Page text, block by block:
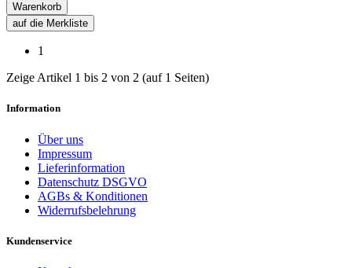
Warenkorb
auf die Merkliste
1
Zeige Artikel 1 bis 2 von 2 (auf 1 Seiten)
Information
Über uns
Impressum
Lieferinformation
Datenschutz DSGVO
AGBs & Konditionen
Widerrufsbelehrung
Kundenservice